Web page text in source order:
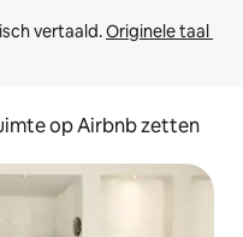
vertaald. Originele taal
op Airbnb zetten